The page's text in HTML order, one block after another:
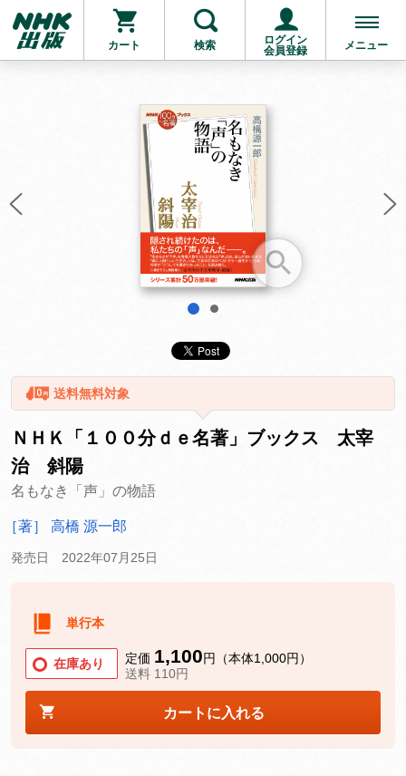
カート 検索
ログイン
会員登録
メニュー
お支払いに進む
他にも商品を買う
1
送料無料対象
ＮＨＫ「１００分ｄｅ名著」ブックス 太宰
治 斜陽
名もなき「声」の物語
［著］ 高橋 源一郎
発売日 2022年07月25日
単行本
在庫あり 定価 1,100円（本体1,000円）
送料 110円
カートに入れる